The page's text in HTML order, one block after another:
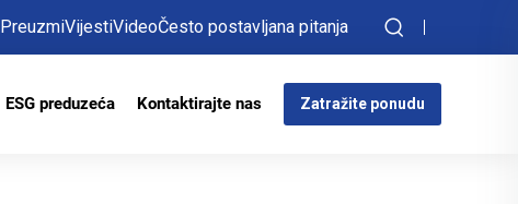
PreuzmiVijestiVideoČesto postavljana pitanja
ESG preduzeća Kontaktirajte nas Zatražite ponudu